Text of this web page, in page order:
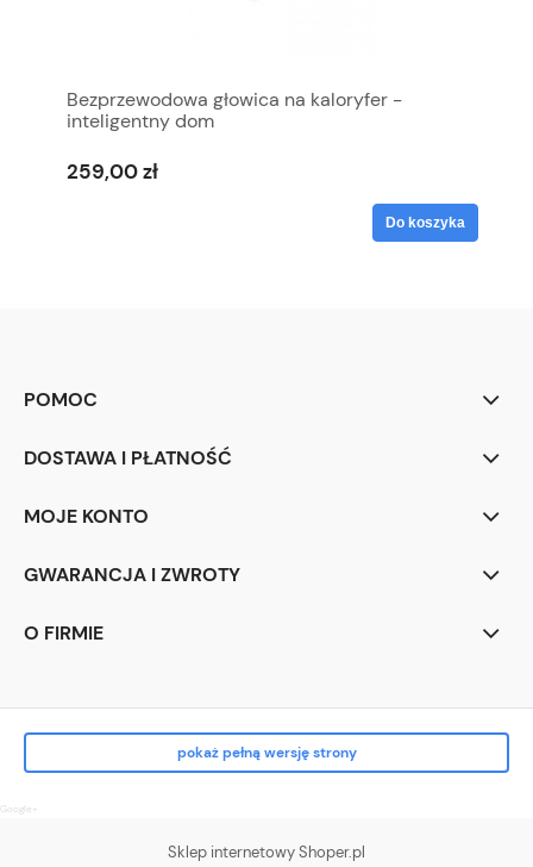
Bezprzewodowa głowica na kaloryfer -
inteligentny dom
259,00 zł
Do koszyka
POMOC
DOSTAWA I PŁATNOŚĆ
MOJE KONTO
GWARANCJA I ZWROTY
O FIRMIE
pokaż pełną wersję strony
Google+
Sklep internetowy Shoper.pl